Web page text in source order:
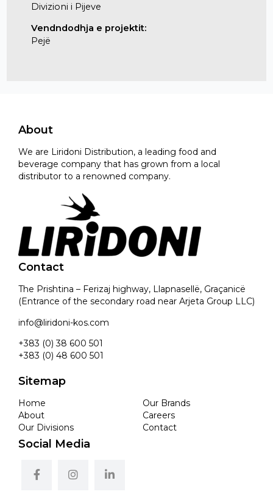
Divizioni i Pijeve
Vendndodhja e projektit:
Pejë
About
We are Liridoni Distribution, a leading food and
beverage company that has grown from a local
distributor to a renowned company.
Contact
The Prishtina – Ferizaj highway, Llapnasellë, Graçanicë
(Entrance of the secondary road near Arjeta Group LLC)
info@liridoni-kos.com
+383 (0) 38 600 501
+383 (0) 48 600 501
Sitemap
Home
About
Our Divisions
Our Brands
Careers
Contact
Social Media